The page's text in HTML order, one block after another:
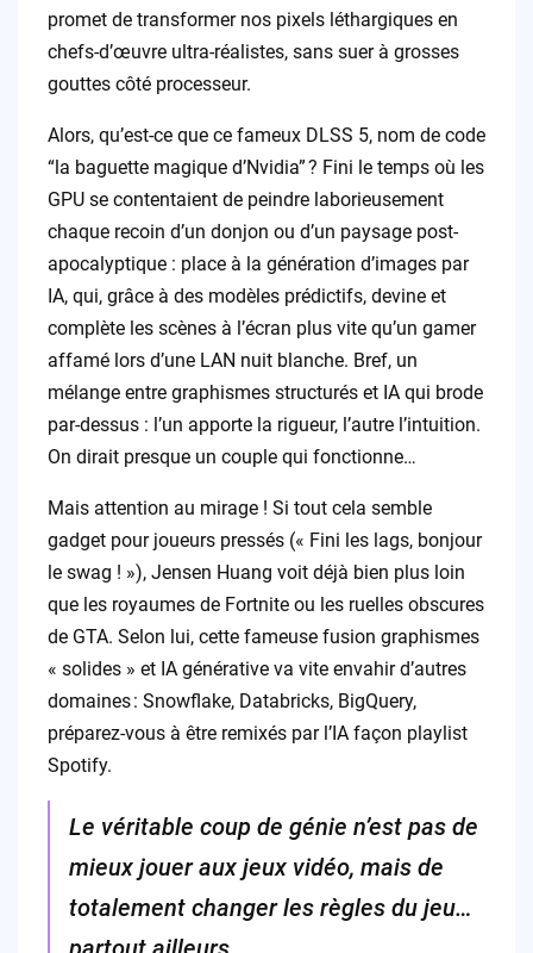
promet de transformer nos pixels léthargiques en
chefs-d’œuvre ultra-réalistes, sans suer à grosses
gouttes côté processeur.
Alors, qu’est-ce que ce fameux DLSS 5, nom de code
“la baguette magique d’Nvidia” ? Fini le temps où les
GPU se contentaient de peindre laborieusement
chaque recoin d’un donjon ou d’un paysage post-
apocalyptique : place à la génération d’images par
IA, qui, grâce à des modèles prédictifs, devine et
complète les scènes à l’écran plus vite qu’un gamer
affamé lors d’une LAN nuit blanche. Bref, un
mélange entre graphismes structurés et IA qui brode
par-dessus : l’un apporte la rigueur, l’autre l’intuition.
On dirait presque un couple qui fonctionne…
Mais attention au mirage ! Si tout cela semble
gadget pour joueurs pressés (« Fini les lags, bonjour
le swag ! »), Jensen Huang voit déjà bien plus loin
que les royaumes de Fortnite ou les ruelles obscures
de GTA. Selon lui, cette fameuse fusion graphismes
« solides » et IA générative va vite envahir d’autres
domaines : Snowflake, Databricks, BigQuery,
préparez-vous à être remixés par l’IA façon playlist
Spotify.
Le véritable coup de génie n’est pas de
mieux jouer aux jeux vidéo, mais de
totalement changer les règles du jeu…